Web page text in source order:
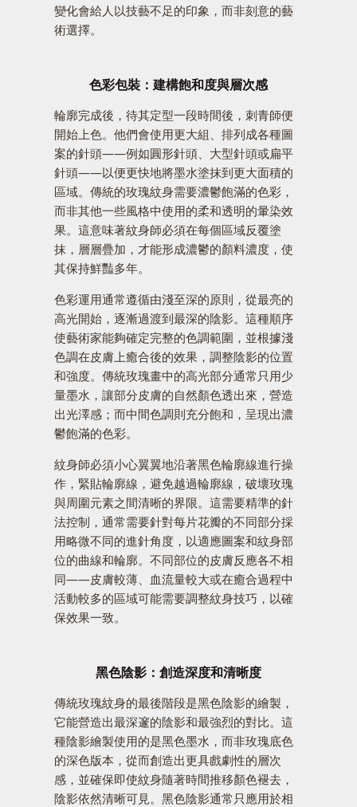
變化會給人以技藝不足的印象，而非刻意的藝
術選擇。
色彩包裝：建構飽和度與層次感
輪廓完成後，待其定型一段時間後，刺青師便
開始上色。他們會使用更大組、排列成各種圖
案的針頭——例如圓形針頭、大型針頭或扁平
針頭——以便更快地將墨水塗抹到更大面積的
區域。傳統的玫瑰紋身需要濃鬱飽滿的色彩，
而非其他一些風格中使用的柔和透明的暈染效
果。這意味著紋身師必須在每個區域反覆塗
抹，層層疊加，才能形成濃鬱的顏料濃度，使
其保持鮮豔多年。
色彩運用通常遵循由淺至深的原則，從最亮的
高光開始，逐漸過渡到最深的陰影。這種順序
使藝術家能夠確定完整的色調範圍，並根據淺
色調在皮膚上癒合後的效果，調整陰影的位置
和強度。傳統玫瑰畫中的高光部分通常只用少
量墨水，讓部分皮膚的自然顏色透出來，營造
出光澤感；而中間色調則充分飽和，呈現出濃
鬱飽滿的色彩。
紋身師必須小心翼翼地沿著黑色輪廓線進行操
作，緊貼輪廓線，避免越過輪廓線，破壞玫瑰
與周圍元素之間清晰的界限。這需要精準的針
法控制，通常需要針對每片花瓣的不同部分採
用略微不同的進針角度，以適應圖案和紋身部
位的曲線和輪廓。不同部位的皮膚反應各不相
同——皮膚較薄、血流量較大或在癒合過程中
活動較多的區域可能需要調整紋身技巧，以確
保效果一致。
黑色陰影：創造深度和清晰度
傳統玫瑰紋身的最後階段是黑色陰影的繪製，
它能營造出最深邃的陰影和最強烈的對比。這
種陰影繪製使用的是黑色墨水，而非玫瑰底色
的深色版本，從而創造出更具戲劇性的層次
感，並確保即使紋身隨著時間推移顏色褪去，
陰影依然清晰可見。黑色陰影通常只應用於相